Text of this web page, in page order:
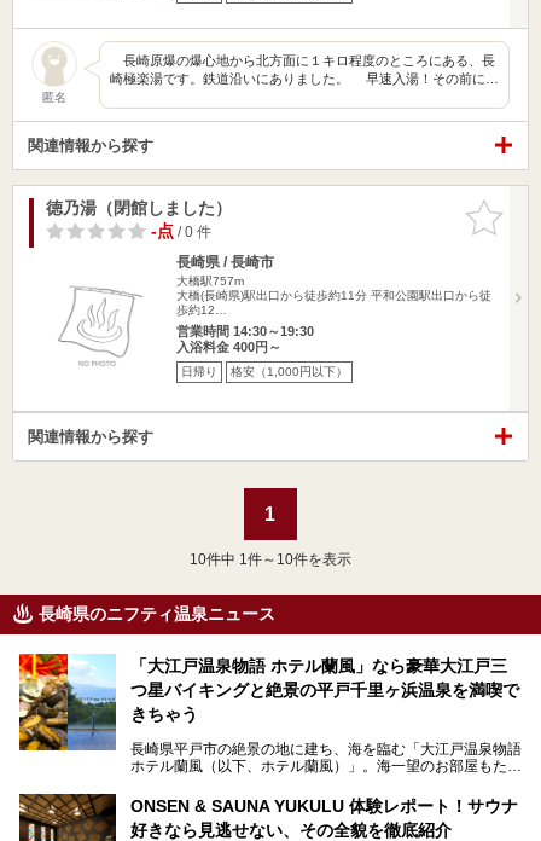
匿名
長崎原爆の爆心地から北方面に１キロ程度のところにある、長
崎極楽湯です。鉄道沿いにありました。 早速入湯！その前に…
関連情報から探す
お気に入
りに追加
徳乃湯（閉館しました）
-点/ 0 件
長崎県 / 長崎市
大橋駅757m
大橋(長崎県)駅出口から徒歩約11分 平和公園駅出口から徒
歩約12…
営業時間 14:30～19:30
入浴料金 400円～
日帰り 格安（1,000円以下）
関連情報から探す
1
10件中 1件～10件を表示
長崎県のニフティ温泉ニュース
「大江戸温泉物語 ホテル蘭風」なら豪華大江戸三
つ星バイキングと絶景の平戸千里ヶ浜温泉を満喫で
きちゃう
長崎県平戸市の絶景の地に建ち、海を臨む「大江戸温泉物語
ホテル蘭風（以下、ホテル蘭風）」。海一望のお部屋もたく
三つ星バイキング」がスタート！早速現地で体験してきまし
た。
ONSEN & SAUNA YUKULU 体験レポート！サウナ
好きなら見逃せない、その全貌を徹底紹介